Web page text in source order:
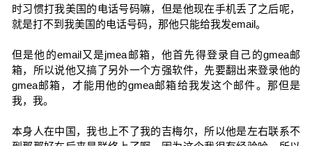
时习惯打我美国的电话号码嘛，但是他现在手机丢了之后呢，
就是打不到我美国的电话号码，那他只能给我发email。
但是他的email又是jmea邮箱，他首先得登录自己的gmea邮
箱，所以说他又搞了另外一个方强软件，先要翻出来登录他的
gmea邮箱，才能用他的gmea邮箱给我发这个邮件。那但是
我，我。
本身人在中国，我也上不了我的吉梅尔，所以他是左右联系不